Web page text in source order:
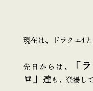
現在は、ドラクエ4
先日からは、 「
ロ」 達も、登場し